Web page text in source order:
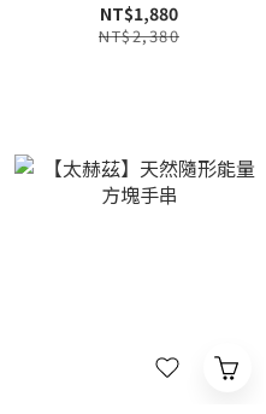
NT$1,880
NT$2,380